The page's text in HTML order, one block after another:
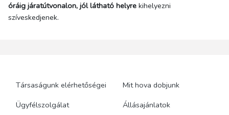
óráig járatútvonalon, jól látható helyre kihelyezni
szíveskedjenek.
Társaságunk elérhetőségei
Ügyfélszolgálat
Mit hova dobjunk
Állásajánlatok